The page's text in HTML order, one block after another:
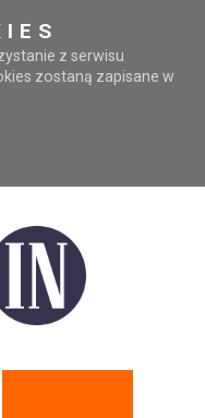
z serwisu
zostaną zapisane w